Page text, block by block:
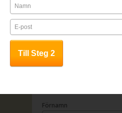
3. All kursinfo sänds
mailadress
OBS! Anmälan är bindande.
Förnamn